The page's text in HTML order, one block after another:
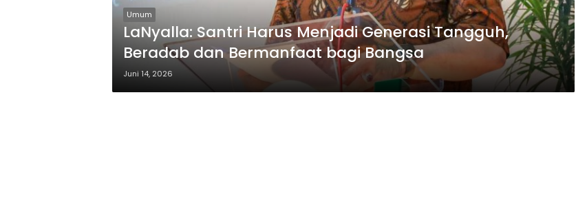
Umum
LaNyalla: Santri Harus Menjadi Generasi Tangguh,
Beradab dan Bermanfaat bagi Bangsa
Juni 14, 2026